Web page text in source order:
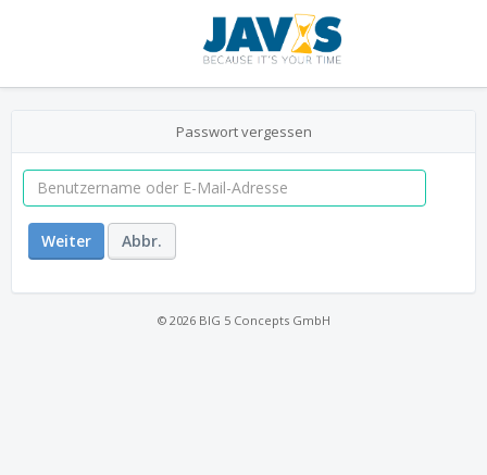
Passwort vergessen
Weiter Abbr.
© 2026 BIG 5 Concepts GmbH